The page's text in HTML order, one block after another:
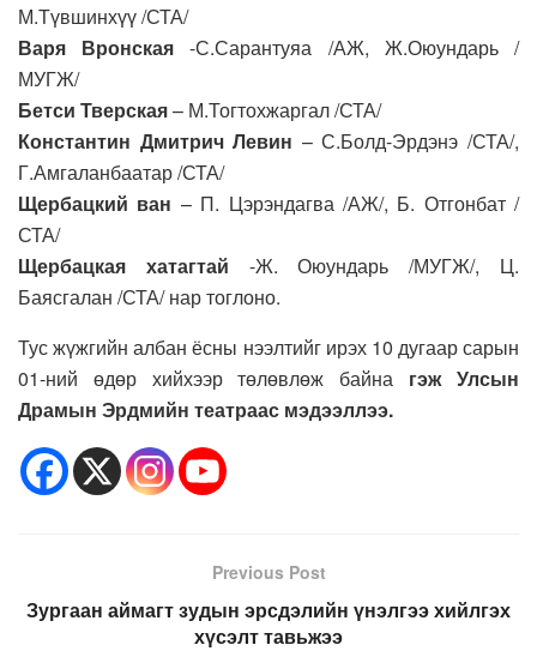
М.Түвшинхүү /СТА/
Варя Вронская -С.Сарантуяа /АЖ, Ж.Оюундарь /
МУГЖ/
Бетси Тверская– М.Тогтохжаргал /СТА/
Константин Дмитрич Левин – С.Болд-Эрдэнэ /СТА/,
Г.Амгаланбаатар /СТА/
Щербацкий ван – П. Цэрэндагва /АЖ/, Б. Отгонбат /
СТА/
Щербацкая хатагтай -Ж. Оюундарь /МУГЖ/, Ц.
Баясгалан /СТА/ нар тоглоно.
Тус жүжгийн албан ёсны нээлтийг ирэх 10 дугаар сарын
01-ний өдөр хийхээр төлөвлөж байна гэж Улсын
Драмын Эрдмийн театраас мэдээллээ.
Previous Post
Зургаан аймагт зудын эрсдэлийн үнэлгээ хийлгэх
хүсэлт тавьжээ